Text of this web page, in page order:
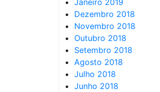
Janeiro 2019
Dezembro 2018
Novembro 2018
Outubro 2018
Setembro 2018
Agosto 2018
Julho 2018
Junho 2018